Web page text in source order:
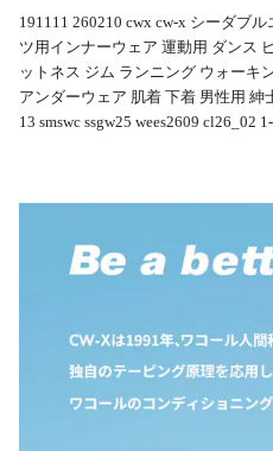
191111 260210 cwx cw-x シーダブ
ツ用インナーウェア 運動用 ダンス
ットネス ジム ランニング ウォーキ
アンダーウェア 肌着 下着 男性用 紳
13 smswc ssgw25 wees2609 cl26_02